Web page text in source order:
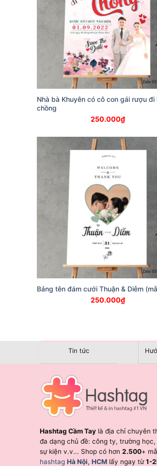
Nhà bà Khuyên có cô con gái rượu đi
chồng
250.000₫
Bảng tên đám cưới Thuận & Diễm
250.000₫
Tin tức
Hashtag Cầm Tay là địa chỉ chuyên
đa dạng chủ đề: công ty, trường
sự kiện v.v... Shop có hơn 2.500+
hashtag Hà Nội, HCM lấy ngay từ1-